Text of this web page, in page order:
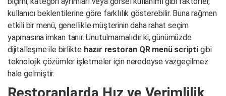
kullanıcı beklentilerine göre farklılık gösterebilir. Buna rağmen
etkili bir menü, genellikle müşterinin daha rahat seçim
yapmasına imkan tanır. Unutulmamalıdır ki, günümüzde
dijitalleşme ile birlikte hazır restoran QR menü scriptigibi
teknolojik çözümler işletmeler için neredeyse vazgeçilmez
hale gelmiştir.